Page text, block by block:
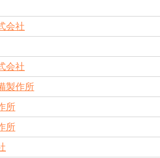
会社
会社
製作所
所
所